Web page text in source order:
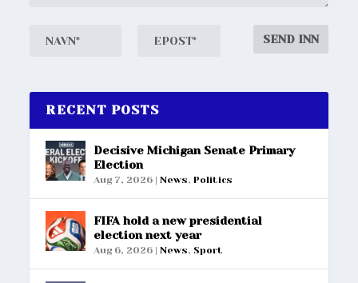
RECENT POSTS
Decisive Michigan Senate Primary
Election
Aug 7, 2026 |News,Politics
FIFA hold a new presidential
election next year
Aug 6, 2026 |News, Sport